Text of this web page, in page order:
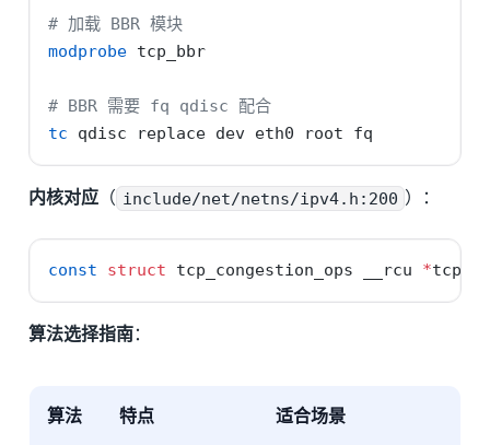
# 加载 BBR 模块
modprobe tcp_bbr
# BBR 需要 fq qdisc 配合
tc qdisc replace dev eth0 root fq
内核对应（ include/net/netns/ipv4.h:200 ）：
const struct tcp_congestion_ops __rcu *
算法选择指南：
算法 特点 适合场景